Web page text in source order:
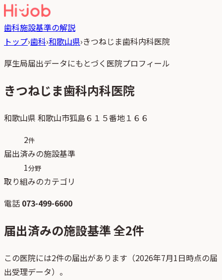
歯科施設基準の解説
トップ›歯科›和歌山県›きつねじま歯科内科医院
厚生局届出データにもとづく医院プロフィール
きつねじま歯科内科医院
和歌山県 和歌山市狐島６１５番地１６６
2件
届出済みの施設基準
1分野
取り組みのカテゴリ
電話 073-499-6600
届出済みの施設基準 全2件
この医院には2件の届出があります（2026年7月1日時点の届
出受理データ）。